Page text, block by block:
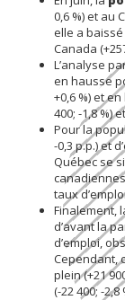
0,6 %) et au
elle a baissé
Canada
L’analyse
en hausse
+0,6 %) et
400; -1,8 %)
Pour la
-0,3 p.p.) et
Québec se
taux
Finalement,
d’avant la
d’emploi,
Cependant,
plein (+21
(-22 400; -2,8